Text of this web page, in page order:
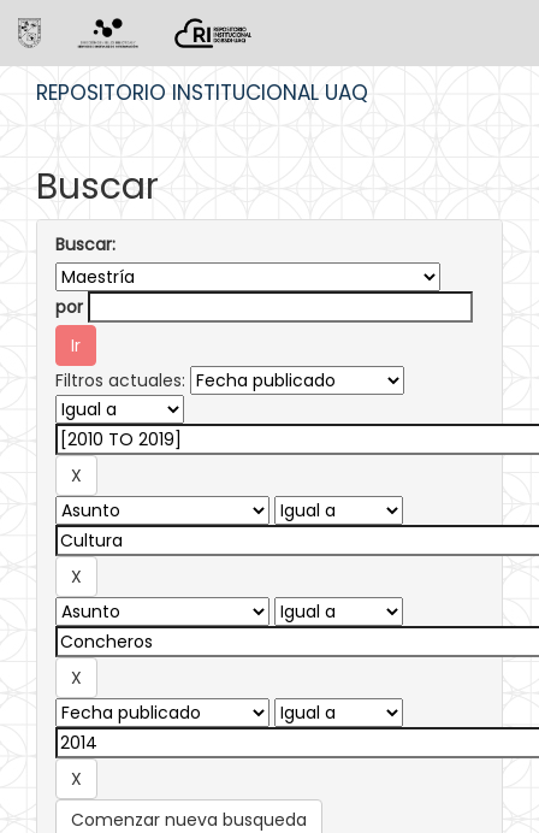
REPOSITORIO INSTITUCIONAL UAQ
Buscar
Buscar:
por
Filtros actuales:
Comenzar nueva busqueda